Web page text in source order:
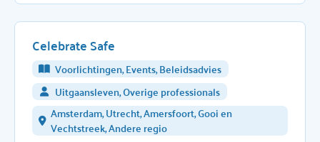
Celebrate Safe
Voorlichtingen, Events, Beleidsadvies
Uitgaansleven, Overige professionals
Amsterdam, Utrecht, Amersfoort, Gooi en
Vechtstreek, Andere regio